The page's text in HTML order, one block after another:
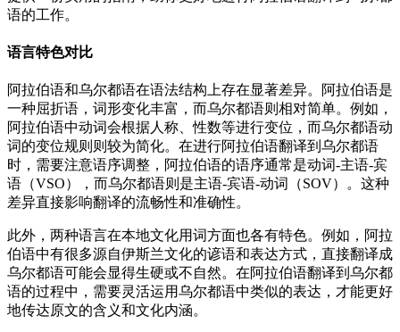
语的工作。
语言特色对比
阿拉伯语和乌尔都语在语法结构上存在显著差异。阿拉伯语是
一种屈折语，词形变化丰富，而乌尔都语则相对简单。例如，
阿拉伯语中动词会根据人称、性数等进行变位，而乌尔都语动
词的变位规则则较为简化。在进行阿拉伯语翻译到乌尔都语
时，需要注意语序调整，阿拉伯语的语序通常是动词-主语-宾
语（VSO），而乌尔都语则是主语-宾语-动词（SOV）。这种
差异直接影响翻译的流畅性和准确性。
此外，两种语言在本地文化用词方面也各有特色。例如，阿拉
伯语中有很多源自伊斯兰文化的谚语和表达方式，直接翻译成
乌尔都语可能会显得生硬或不自然。在阿拉伯语翻译到乌尔都
语的过程中，需要灵活运用乌尔都语中类似的表达，才能更好
地传达原文的含义和文化内涵。